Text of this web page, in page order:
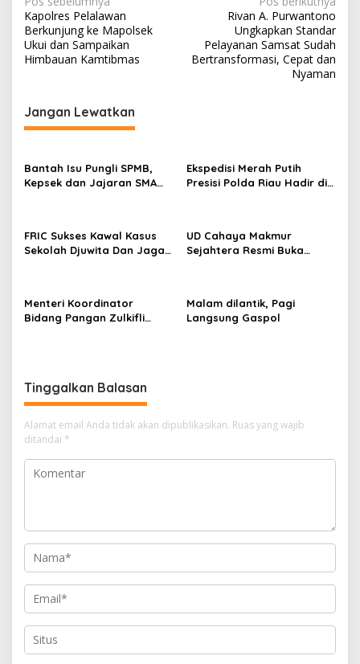
a
v
i
a
i
p
s
Kapolres Pelalawan
Berkunjung ke Mapolsek
Ukui dan Sampaikan
Himbauan Kamtibmas
Rivan A. Purwantono
Ungkapkan Standar
Pelayanan Samsat Sudah
Bertransformasi, Cepat dan
Nyaman
Jangan Lewatkan
Bantah Isu Pungli SPMB,
Kepsek dan Jajaran SMA
Ekspedisi Merah Putih
Presisi Polda Riau Hadir di
FRIC Sukses Kawal Kasus
Sekolah Djuwita Dan Jaga
UD Cahaya Makmur
Sejahtera Resmi Buka
Menteri Koordinator
Bidang Pangan Zulkifli
Malam dilantik, Pagi
Langsung Gaspol
Tinggalkan Balasan
Alamat email Anda tidak akan dipublikasikan. Ruas yang wajib
ditandai *